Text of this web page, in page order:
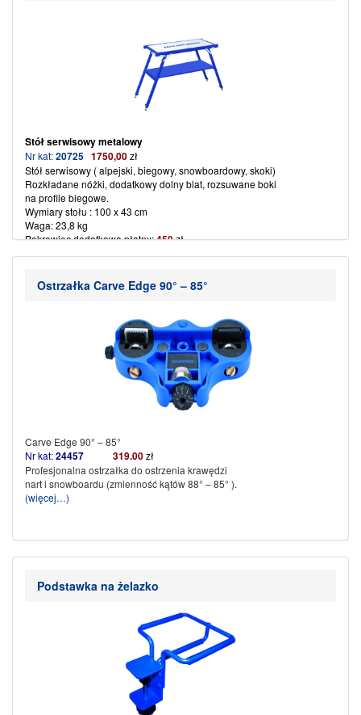
Stół serwisowymetalowy
Nr kat:20725 1750,00zł
Stół serwisowy ( alpejski, biegowy, snowboardowy, skoki)
Rozkładane nóżki, dodatkowy dolny blat, rozsuwane boki
na profile biegowe.
Wymiary stołu : 100 x 43 cm
Waga: 23,8 kg
Pokrowiec dodatkowo płatny:450zł
(więcej…)
Ostrzałka Carve Edge 90° – 85°
Carve Edge 90° – 85°
Nr kat:24457 319.00zł
Profesjonalna ostrzałka do ostrzenia krawędzi
nart i snowboardu (zmienność kątów 88° – 85° ).
(więcej…)
Podstawka na żelazko